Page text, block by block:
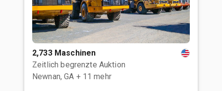
2,733 Maschinen
Zeitlich begrenzte Auktion
Newnan, GA + 11 mehr